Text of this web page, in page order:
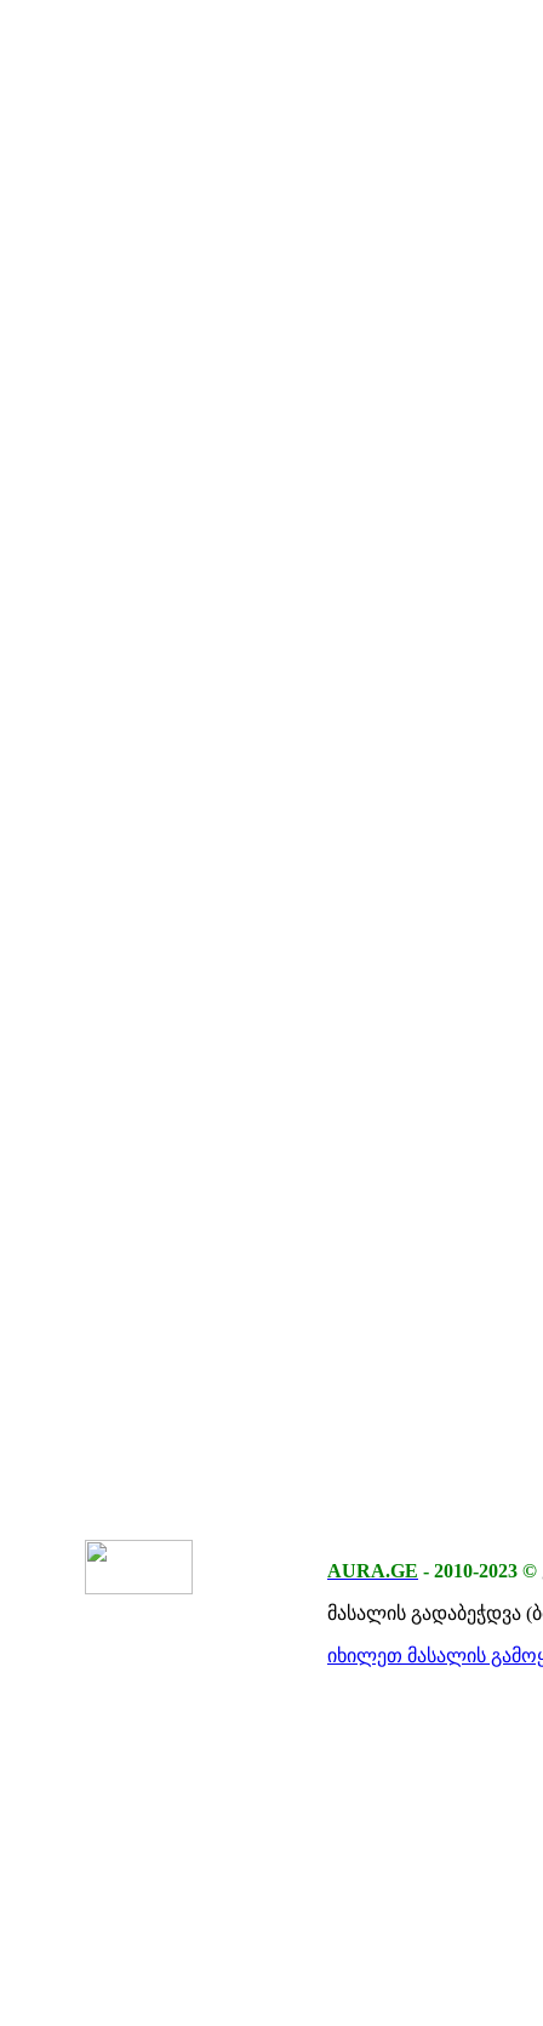
AURA.GE - 2010-2023 ©
მასალის გადაბეჭდვა
იხილეთ მასალის